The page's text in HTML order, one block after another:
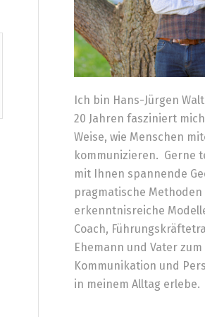
Ich bin Hans-Jürgen
20 Jahren fasziniert
Weise, wie Menschen
kommunizieren. Gerne
mit Ihnen spannende
pragmatische Methoden
erkenntnisreiche
Coach,
Ehemann und Vater zum
Kommunikation und
in meinem Alltag erlebe.